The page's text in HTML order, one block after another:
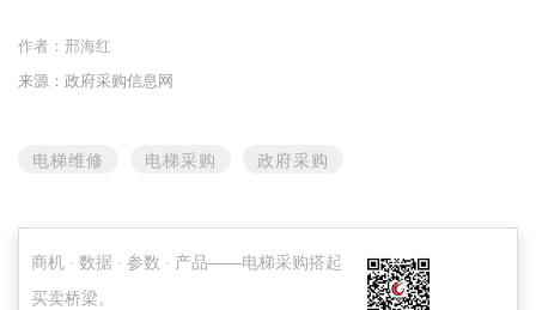
4月全国电梯采购规模突破千万元的地区有浙
海和辽宁9个地区，与3月电梯采购规模突破千万
元的地区17个相比，明显减少了。根据正福易找
作者： 邢海红
来源：政府采购信息网
电梯维修 电梯采购 政府采购
商机 · 数据 · 参数 · 产品——电梯采购搭起
买卖桥梁。